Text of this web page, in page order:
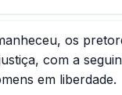
os
com a
em liberdade.